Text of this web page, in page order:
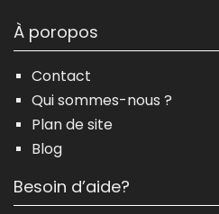
À poropos
Contact
Qui sommes-nous ?
Plan de site
Blog
Besoin d’aide?